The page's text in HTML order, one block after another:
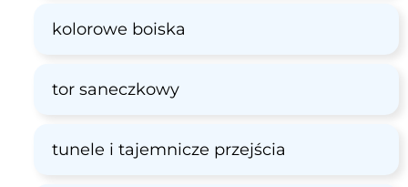
kolorowe boiska
tor saneczkowy
tunele i tajemnicze przejścia